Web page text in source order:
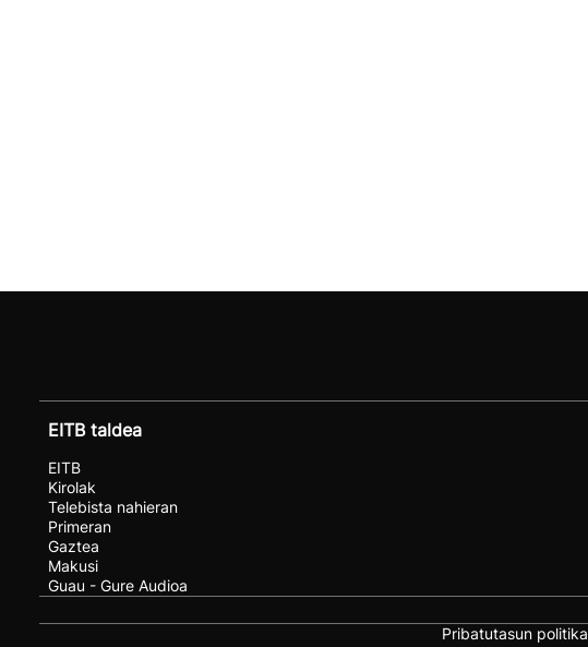
EITB taldea
EITB
Kirolak
Telebista nahieran
Primeran
Gaztea
Makusi
Guau - Gure Audioa
Pribatutasun politika